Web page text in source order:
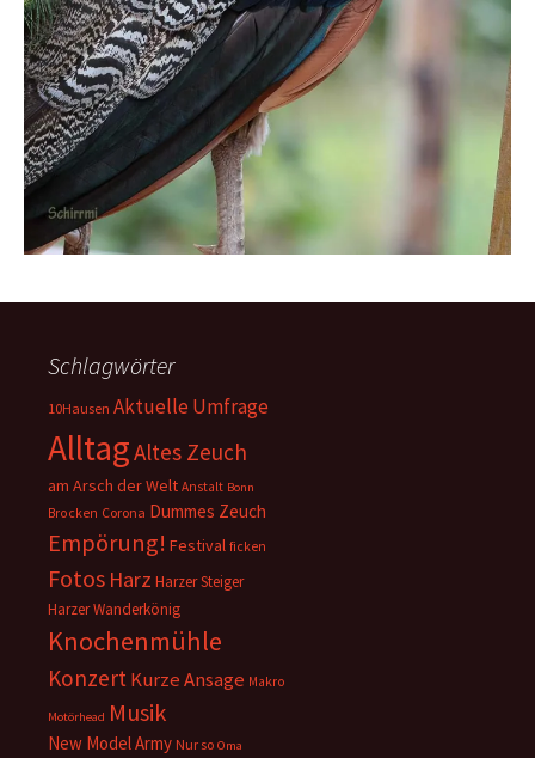
Schlagwörter
10Hausen Aktuelle Umfrage
AlltagAltes Zeuch
am Arsch der Welt Anstalt Bonn
Brocken Corona Dummes Zeuch
Empörung! Festival ficken
Fotos Harz Harzer Steiger
Harzer Wanderkönig
Knochenmühle
Konzert Kurze Ansage Makro
Motörhead Musik
New Model Army Nur so Oma